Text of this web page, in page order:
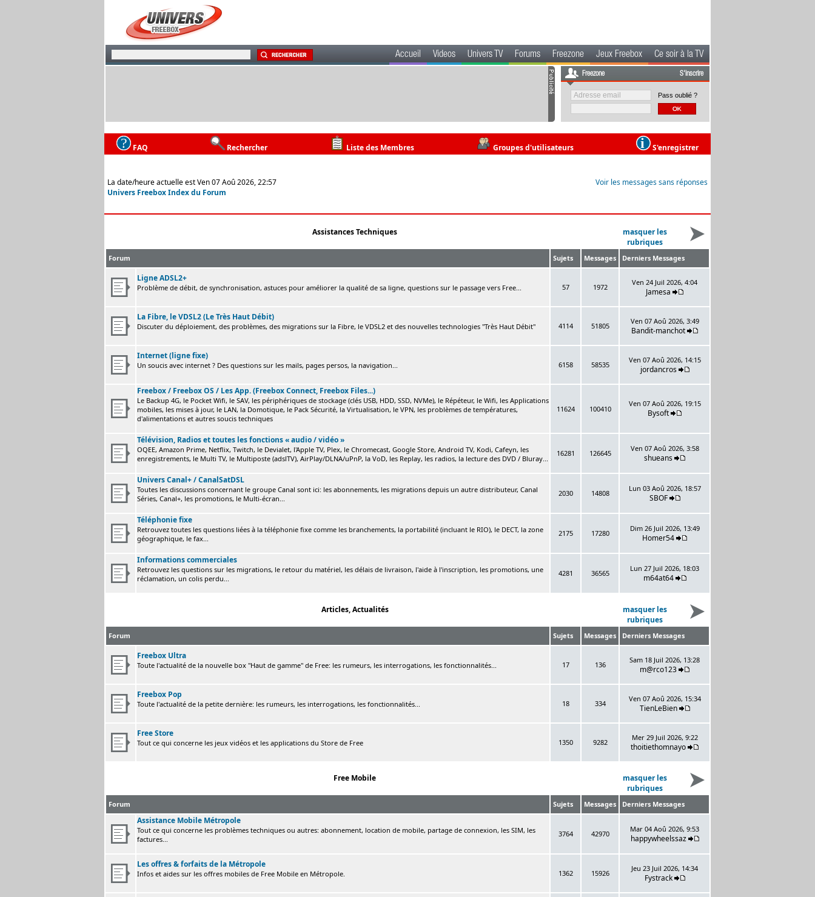
Accueil Videos Univers TV Forums Freezone Jeux Freebox Ce soir à la TV
Freezone S'inscrire
Pass oublié ?
FAQ Rechercher Liste des Membres Groupes d'utilisateurs S'enregistrer
La date/heure actuelle est Ven 07 Aoû 2026, 22:57
Univers Freebox Index du Forum
Voir les messages sans réponses
Assistances Techniques
masquer les
rubriques
Forum Sujets Messages Derniers Messages
Ligne ADSL2+
Problème de débit, de synchronisation, astuces pour améliorer la qualité de sa ligne, questions sur le passage vers Free... 57 1972
Ven 24 Juil 2026, 4:04
Jamesa
La Fibre, le VDSL2 (Le Très Haut Débit)
Discuter du déploiement, des problèmes, des migrations sur la Fibre, le VDSL2 et des nouvelles technologies "Très Haut Débit" 4114 51805
Ven 07 Aoû 2026, 3:49
Bandit-manchot
Internet (ligne fixe)
Un soucis avec internet ? Des questions sur les mails, pages persos, la navigation... 6158 58535
Ven 07 Aoû 2026, 14:15
jordancros
Freebox / Freebox OS / Les App. (Freebox Connect, Freebox Files...)
Le Backup 4G, le Pocket Wifi, le SAV, les périphériques de stockage (clés USB, HDD, SSD, NVMe), le Répéteur, le Wifi, les Applications
mobiles, les mises à jour, le LAN, la Domotique, le Pack Sécurité, la Virtualisation, le VPN, les problèmes de températures,
d'alimentations et autres soucis techniques
11624 100410
Ven 07 Aoû 2026, 19:15
Bysoft
Télévision, Radios et toutes les fonctions « audio / vidéo »
OQEE, Amazon Prime, Netflix, Twitch, le Devialet, l'Apple TV, Plex, le Chromecast, Google Store, Android TV, Kodi, Cafeyn, les
enregistrements, le Multi TV, le Multiposte (adslTV), AirPlay/DLNA/uPnP, la VoD, les Replay, les radios, la lecture des DVD / Bluray...
16281 126645
Ven 07 Aoû 2026, 3:58
shueans
Univers Canal+ / CanalSatDSL
Toutes les discussions concernant le groupe Canal sont ici: les abonnements, les migrations depuis un autre distributeur, Canal
Séries, Canal+, les promotions, le Multi-écran...
2030 14808
Lun 03 Aoû 2026, 18:57
SBOF
Téléphonie fixe
Retrouvez toutes les questions liées à la téléphonie fixe comme les branchements, la portabilité (incluant le RIO), le DECT, la zone
géographique, le fax...
2175 17280
Dim 26 Juil 2026, 13:49
Homer54
Informations commerciales
Retrouvez les questions sur les migrations, le retour du matériel, les délais de livraison, l'aide à l'inscription, les promotions, une
réclamation, un colis perdu...
4281 36565
Lun 27 Juil 2026, 18:03
m64at64
Articles, Actualités
masquer les
rubriques
Forum Sujets Messages Derniers Messages
Freebox Ultra
Toute l'actualité de la nouvelle box "Haut de gamme" de Free: les rumeurs, les interrogations, les fonctionnalités... 17 136
Sam 18 Juil 2026, 13:28
m@rco123
Freebox Pop
Toute l'actualité de la petite dernière: les rumeurs, les interrogations, les fonctionnalités... 18 334
Ven 07 Aoû 2026, 15:34
TienLeBien
Free Store
Tout ce qui concerne les jeux vidéos et les applications du Store de Free 1350 9282
Mer 29 Juil 2026, 9:22
thoitiethomnayo
Free Mobile
masquer les
rubriques
Forum Sujets Messages Derniers Messages
Assistance Mobile Métropole
Tout ce qui concerne les problèmes techniques ou autres: abonnement, location de mobile, partage de connexion, les SIM, les
factures...
3764 42970
Mar 04 Aoû 2026, 9:53
happywheelssaz
Les offres & forfaits de la Métropole
Infos et aides sur les offres mobiles de Free Mobile en Métropole. 1362 15926
Jeu 23 Juil 2026, 14:34
Fystrack